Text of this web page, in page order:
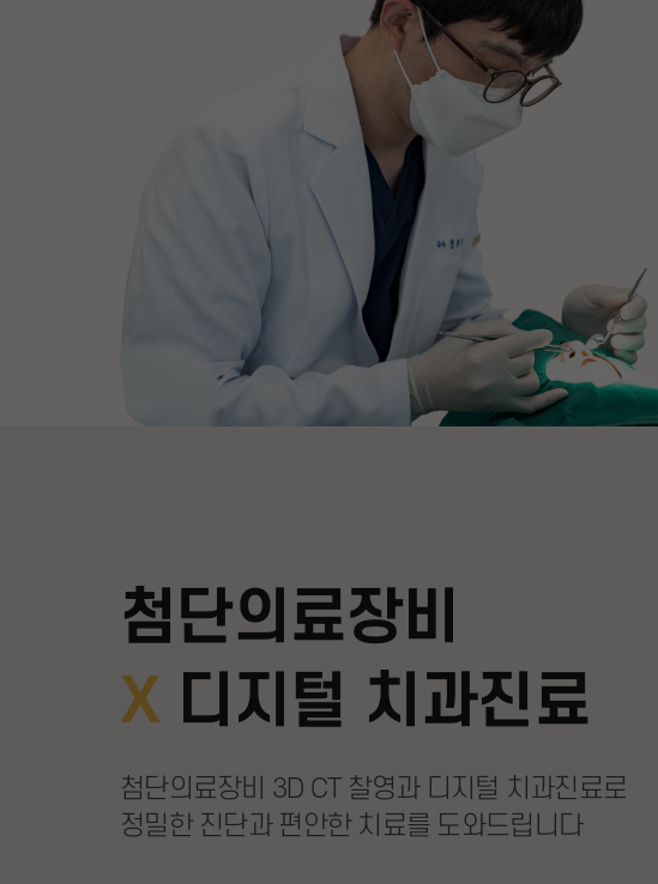
첨단의료장비
X 디지털 치과진료
첨단의료장비 3D CT 찰영과 디지털 치과진료로
정밀한 진단과 편안한 치료를 도와드립니다